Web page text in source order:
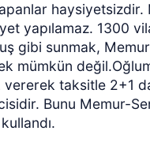
yapılamaz. 1300
gibi sunmak,
mümkün
vererek taksitle 2+1
Bunu Memur-